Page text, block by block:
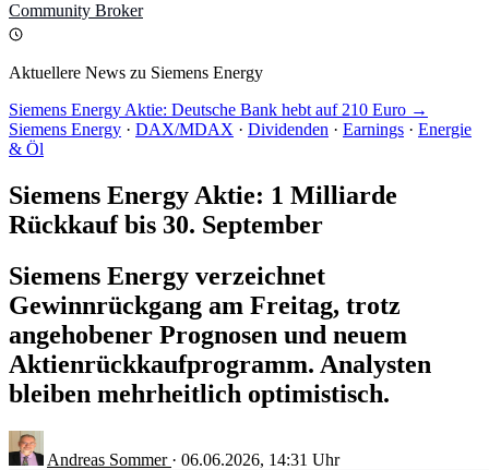
Community Broker
Aktuellere News zu Siemens Energy
Siemens Energy Aktie: Deutsche Bank hebt auf 210 Euro →
Siemens Energy · DAX/MDAX · Dividenden · Earnings · Energie
& Öl
Siemens Energy Aktie: 1 Milliarde
Rückkauf bis 30. September
Siemens Energy verzeichnet
Gewinnrückgang am Freitag, trotz
angehobener Prognosen und neuem
Aktienrückkaufprogramm. Analysten
bleiben mehrheitlich optimistisch.
Andreas Sommer · 06.06.2026, 14:31 Uhr